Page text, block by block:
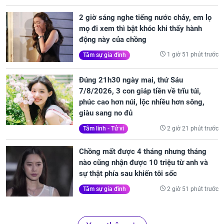
2 giờ sáng nghe tiếng nước chảy, em lọ
mọ đi xem thì bật khóc khi thấy hành
động này của chồng
Tâm sự gia đình 1 giờ 51 phút trước
Đúng 21h30 ngày mai, thứ Sáu
7/8/2026, 3 con giáp tiền về trĩu túi,
phúc cao hơn núi, lộc nhiều hơn sông,
giàu sang no đủ
Tâm linh - Tử vi 2 giờ 21 phút trước
Chồng mất được 4 tháng nhưng tháng
nào cũng nhận được 10 triệu từ anh và
sự thật phía sau khiến tôi sốc
Tâm sự gia đình 2 giờ 51 phút trước